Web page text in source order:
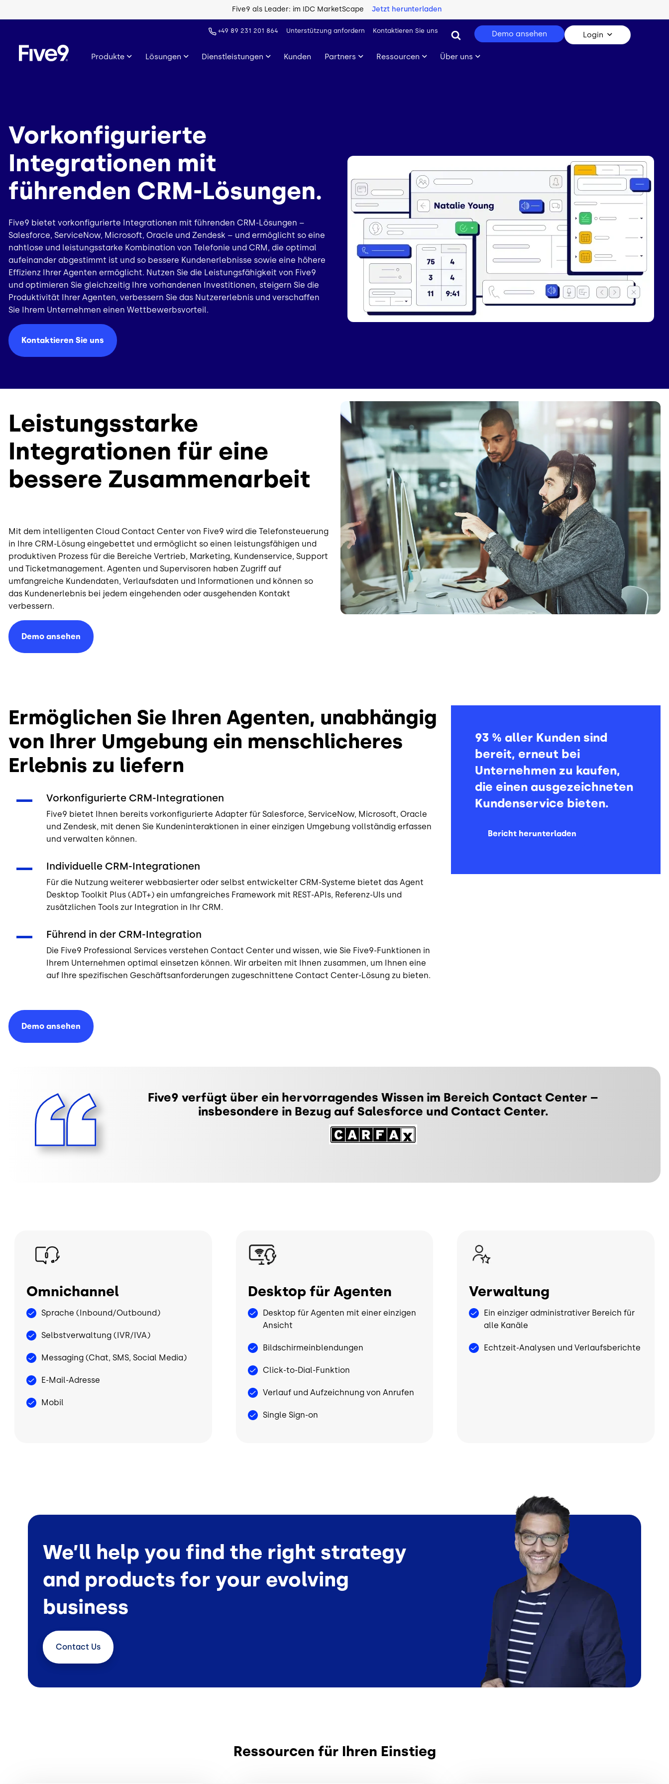
Five9 als Leader: im IDC MarketScape Jetzt herunterladen
+49 89 231 201 864 Unterstützung anfordern Kontaktieren Sie uns Demo ansehen Login
Produkte Lösungen Dienstleistungen Kunden Partners Ressourcen Über uns
Vorkonfigurierte
Integrationen mit
führenden CRM-Lösungen.
Five9 bietet vorkonfigurierte Integrationen mit führenden CRM-Lösungen –
Salesforce, ServiceNow, Microsoft, Oracle und Zendesk – und ermöglicht so eine
nahtlose und leistungsstarke Kombination von Telefonie und CRM, die optimal
aufeinander abgestimmt ist und so bessere Kundenerlebnisse sowie eine höhere
Effizienz Ihrer Agenten ermöglicht. Nutzen Sie die Leistungsfähigkeit von Five9
und optimieren Sie gleichzeitig Ihre vorhandenen Investitionen, steigern Sie die
Produktivität Ihrer Agenten, verbessern Sie das Nutzererlebnis und verschaffen
Sie Ihrem Unternehmen einen Wettbewerbsvorteil.
Kontaktieren Sie uns
Bild
Leistungsstarke
Integrationen für eine
bessere Zusammenarbeit
Mit dem intelligenten Cloud Contact Center von Five9 wird die Telefonsteuerung
in Ihre CRM-Lösung eingebettet und ermöglicht so einen leistungsfähigen und
produktiven Prozess für die Bereiche Vertrieb, Marketing, Kundenservice, Support
und Ticketmanagement. Agenten und Supervisoren haben Zugriff auf
umfangreiche Kundendaten, Verlaufsdaten und Informationen und können so
das Kundenerlebnis bei jedem eingehenden oder ausgehenden Kontakt
verbessern.
Demo ansehen
Bild
Ermöglichen Sie Ihren Agenten, unabhängig
von Ihrer Umgebung ein menschlicheres
Erlebnis zu liefern
Vorkonfigurierte CRM-Integrationen
Five9 bietet Ihnen bereits vorkonfigurierte Adapter für Salesforce, ServiceNow, Microsoft, Oracle
und Zendesk, mit denen Sie Kundeninteraktionen in einer einzigen Umgebung vollständig erfassen
und verwalten können.
Individuelle CRM-Integrationen
Für die Nutzung weiterer webbasierter oder selbst entwickelter CRM-Systeme bietet das Agent
Desktop Toolkit Plus (ADT+) ein umfangreiches Framework mit REST-APIs, Referenz-UIs und
zusätzlichen Tools zur Integration in Ihr CRM.
Führend in der CRM-Integration
Die Five9 Professional Services verstehen Contact Center und wissen, wie Sie Five9-Funktionen in
Ihrem Unternehmen optimal einsetzen können. Wir arbeiten mit Ihnen zusammen, um Ihnen eine
auf Ihre spezifischen Geschäftsanforderungen zugeschnittene Contact Center-Lösung zu bieten.
Demo ansehen
93 % aller Kunden sind
bereit, erneut bei
Unternehmen zu kaufen,
die einen ausgezeichneten
Kundenservice bieten.
Bericht herunterladen
Five9 verfügt über ein hervorragendes Wissen im Bereich Contact Center –
insbesondere in Bezug auf Salesforce und Contact Center.
Bild
Bild
Omnichannel
Sprache (Inbound/Outbound)
Selbstverwaltung (IVR/IVA)
Messaging (Chat, SMS, Social Media)
E-Mail-Adresse
Mobil
Bild
Desktop für Agenten
Desktop für Agenten mit einer einzigen
Ansicht
Bildschirmeinblendungen
Click-to-Dial-Funktion
Verlauf und Aufzeichnung von Anrufen
Single Sign-on
Bild
Verwaltung
Ein einziger administrativer Bereich für
alle Kanäle
Echtzeit-Analysen und Verlaufsberichte
We’ll help you find the right strategy
and products for your evolving
business
Contact Us
Ressourcen für Ihren Einstieg